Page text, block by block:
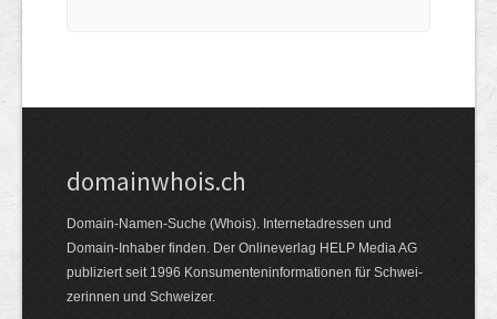
domainwhois.ch
Domain-Namen-Suche (Whois). Internet­adressen und
Domain-Inhaber finden. Der Online­verlag HELP Media AG
publiziert seit 1996 Konsumenten­informationen für Schwei­
zerinnen und Schweizer.